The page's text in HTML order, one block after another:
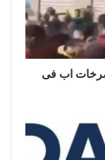
صرخات اب فى